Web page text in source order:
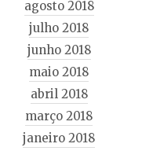
agosto 2018
julho 2018
junho 2018
maio 2018
abril 2018
março 2018
janeiro 2018